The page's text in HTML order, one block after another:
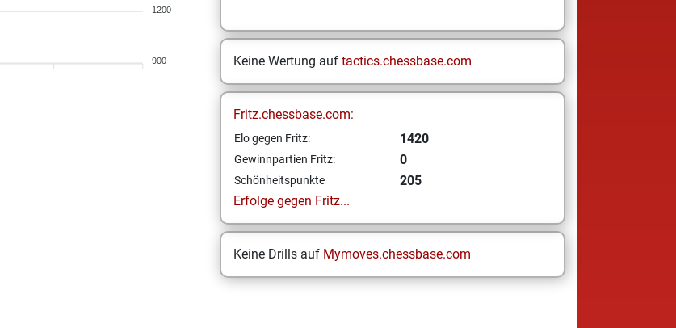
1200
900 Keine Wertung auf tactics.chessbase.com
Fritz.chessbase.com:
Elo gegen Fritz: 1420
Gewinnpartien Fritz: 0
Schönheitspunkte
205
Erfolge gegen Fritz...
Keine Drills auf Mymoves.chessbase.com